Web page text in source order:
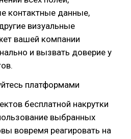
контактные данные,
визуальные
вашей компании
и вызвать доверие у
платформами
бесплатной накрутки
выбранных
вовремя реагировать на